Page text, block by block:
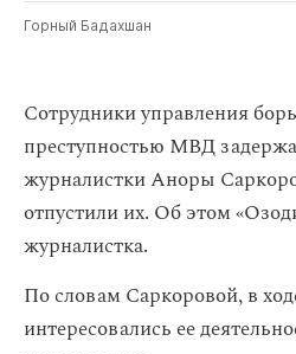
Горный Бадахшан
Сотрудники управления
преступностью МВД
журналистки Аноры
отпустили их. Об этом
журналистка.
По словам Саркоровой, в
интересовались ее